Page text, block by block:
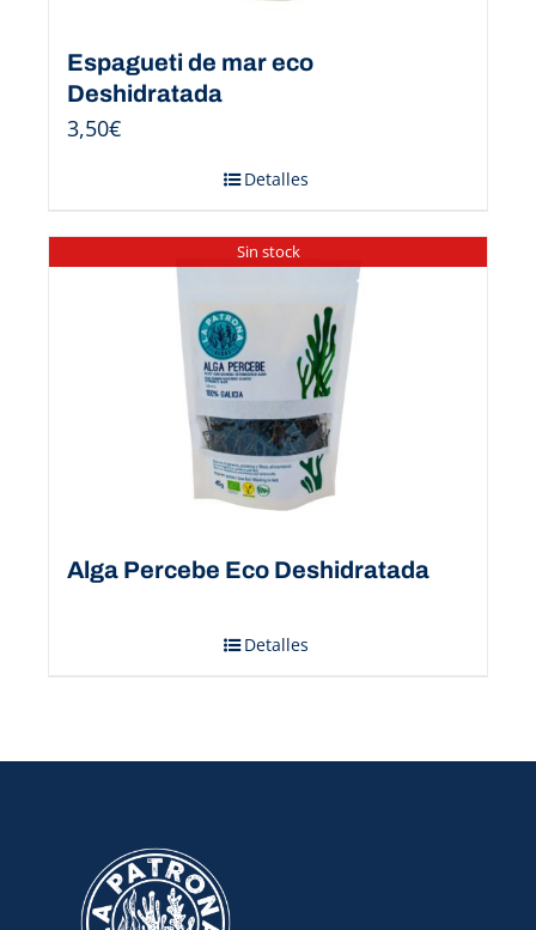
Espagueti de mar eco
Deshidratada
3,50€
Detalles
Sin stock
Alga Percebe Eco Deshidratada
Detalles